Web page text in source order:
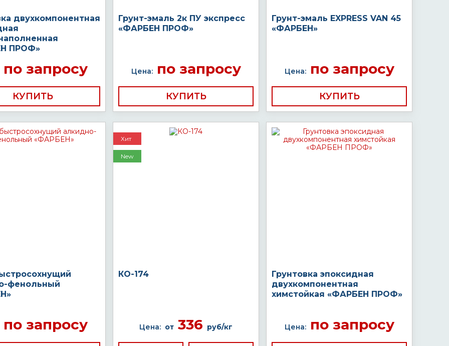
двухкомпонентная
ПРОФ»
запросу
КУПИТЬ
Грунт-эмаль 2к ПУ экспресс
«ФАРБЕН ПРОФ»
Цена:по запросу
КУПИТЬ
Грунт-эмаль EXPRESS VAN 45
«ФАРБЕН»
Цена:по запросу
КУПИТЬ
фенольный
запросу
Хит
New
КО-174
Цена: от 336 руб/кг
Грунтовка эпоксидная
двухкомпонентная
химстойкая «ФАРБЕН ПРОФ»
Цена:по запросу